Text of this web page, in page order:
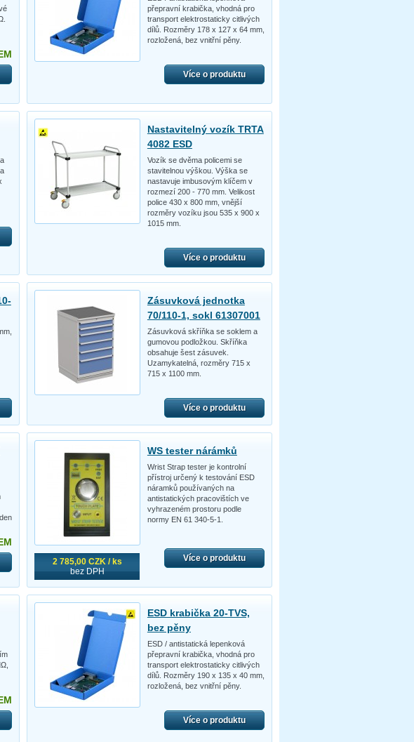
přepravní krabička, vhodná pro
transport elektrostaticky citlivých
dílů. Rozměry 178 x 127 x 64 mm,
rozložená, bez vnitřní pěny.
Více o produktu
Nastavitelný vozík TRTA
4082 ESD
Vozík se dvěma policemi se
stavitelnou výškou. Výška se
nastavuje imbusovým klíčem v
rozmezí 200 - 770 mm. Velikost
police 430 x 800 mm, vnější
rozměry vozíku jsou 535 x 900 x
1015 mm.
Více o produktu
Zásuvková jednotka
70/110-1, sokl 61307001
Zásuvková skříňka se soklem a
gumovou podložkou. Skříňka
obsahuje šest zásuvek.
Uzamykatelná, rozměry 715 x
715 x 1100 mm.
Více o produktu
2 785,00 CZK / ks
bez DPH
WS tester nárámků
Wrist Strap tester je kontrolní
přístroj určený k testování ESD
náramků používaných na
antistatických pracovištích ve
vyhrazeném prostoru podle
normy EN 61 340-5-1.
Více o produktu
ESD krabička 20-TVS,
bez pěny
ESD / antistatická lepenková
přepravní krabička, vhodná pro
transport elektrostaticky citlivých
dílů. Rozměry 190 x 135 x 40 mm,
rozložená, bez vnitřní pěny.
Více o produktu